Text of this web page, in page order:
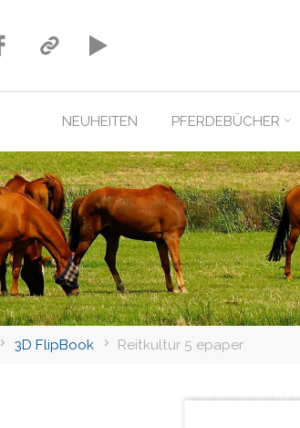
NEUHEITEN PFERDEBÜCHER
Home3D FlipBook Reitkultur 5 epaper